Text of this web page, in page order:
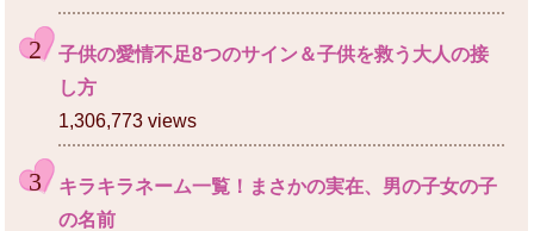
子供の愛情不足8つのサイン＆子供を救う大人の接
し方
1,306,773 views
キラキラネーム一覧！まさかの実在、男の子女の子
の名前